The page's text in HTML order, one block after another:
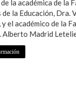
la académica de la
de la Educación, Dra.
el académico de la
Alberto Madrid